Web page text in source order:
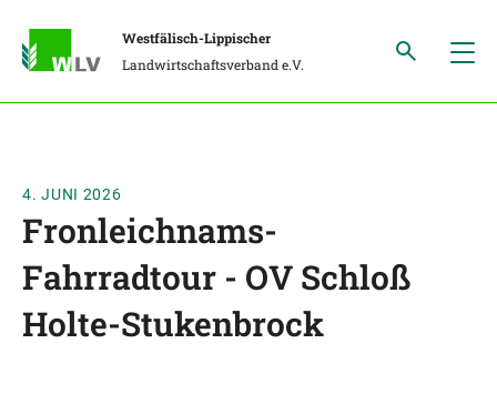
Westfälisch-Lippischer
Landwirtschaftsverband e.V.
4. JUNI 2026
Fronleichnams-
Fahrradtour - OV Schloß
Holte-Stukenbrock